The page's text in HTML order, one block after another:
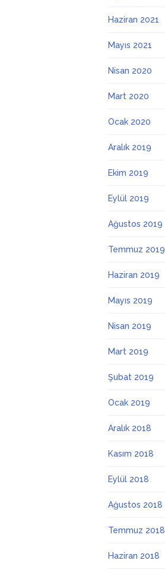
Haziran 2021
Mayıs 2021
Nisan 2020
Mart 2020
Ocak 2020
Aralık 2019
Ekim 2019
Eylül 2019
Ağustos 2019
Temmuz 2019
Haziran 2019
Mayıs 2019
Nisan 2019
Mart 2019
Şubat 2019
Ocak 2019
Aralık 2018
Kasım 2018
Eylül 2018
Ağustos 2018
Temmuz 2018
Haziran 2018